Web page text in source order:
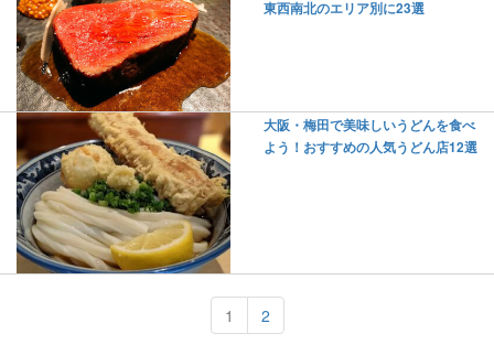
東西南北のエリア別に23選
大阪・梅田で美味しいうどんを食べ
よう！おすすめの人気うどん店12選
1 2